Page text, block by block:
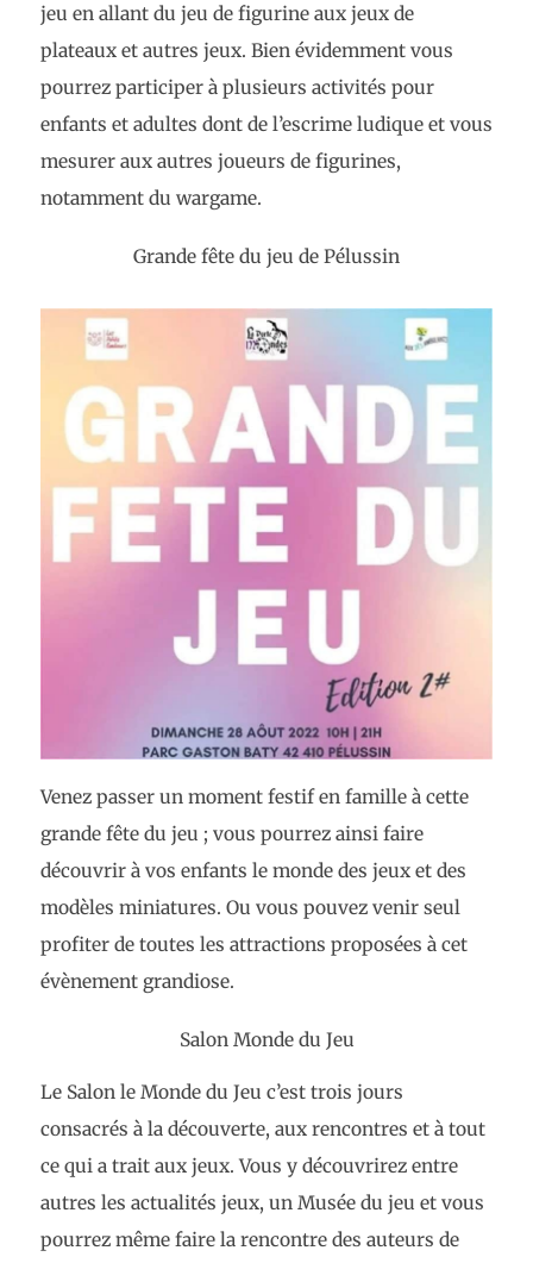
jeu en allant du jeu de figurine aux jeux de
plateaux et autres jeux. Bien évidemment vous
pourrez participer à plusieurs activités pour
enfants et adultes dont de l’escrime ludique et vous
mesurer aux autres joueurs de figurines,
notamment du wargame.
Grande fête du jeu de Pélussin
Venez passer un moment festif en famille à cette
grande fête du jeu ; vous pourrez ainsi faire
découvrir à vos enfants le monde des jeux et des
modèles miniatures. Ou vous pouvez venir seul
profiter de toutes les attractions proposées à cet
évènement grandiose.
Salon Monde du Jeu
Le Salon le Monde du Jeu c’est trois jours
consacrés à la découverte, aux rencontres et à tout
ce qui a trait aux jeux. Vous y découvrirez entre
autres les actualités jeux, un Musée du jeu et vous
pourrez même faire la rencontre des auteurs de